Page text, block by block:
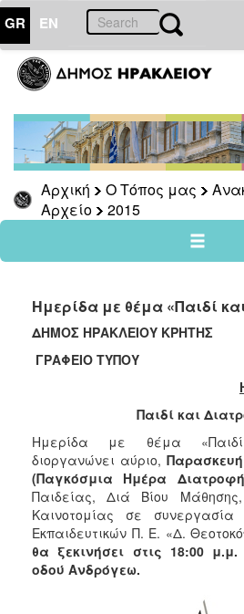
GR EN
Αρχική Ο Τόπος μας
Αρχείο
2015
ΤΟΠΟΣ
ΜΑΣ
Ανακοινώσεις
Αρχείο
2026
2025
2021
2020
2017
2016
2015
2012
2011
Ημερίδα με θέμα «Παιδί
ΔΗΜΟΣ ΗΡΑΚΛΕΙΟΥ ΚΡΗΤΗΣ
ΓΡΑΦΕΙΟ ΤΥΠΟΥ
Παιδί και
Ημερίδα με θέμα
διοργανώνει αύριο,
(Παγκόσμια Ημέρα
Παιδείας, Διά Βίου
Καινοτομίας σε
Εκπαιδευτικών Π. Ε. «Δ.
θα ξεκινήσει στις 18:00
οδού Ανδρόγεω.